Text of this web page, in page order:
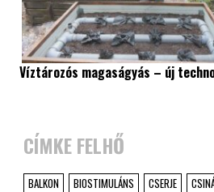
Víztározós magaságyás – új
CÍMKE FELHŐ
BALKON BIOSTIMULÁNS CSERJE